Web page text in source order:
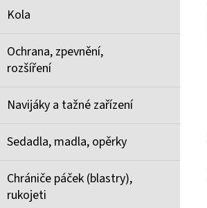
Kola
Ochrana, zpevnění,
rozšíření
Navijáky a tažné zařízení
Sedadla, madla, opěrky
Chrániče páček (blastry),
rukojeti